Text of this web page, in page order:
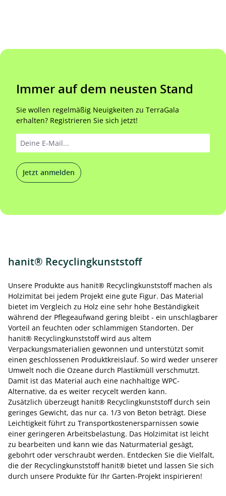
Immer auf dem neusten Stand
Sie wollen regelmäßig Neuigkeiten zu TerraGala
erhalten? Registrieren Sie sich jetzt!
Jetzt anmelden
hanit® Recyclingkunststoff
Unsere Produkte aus hanit® Recyclingkunststoff machen als
Holzimitat bei jedem Projekt eine gute Figur. Das Material
bietet im Vergleich zu Holz eine sehr hohe Beständigkeit
während der Pflegeaufwand gering bleibt - ein unschlagbarer
Vorteil an feuchten oder schlammigen Standorten. Der
hanit® Recyclingkunststoff wird aus altem
Verpackungsmaterialien gewonnen und unterstützt somit
einen geschlossenen Produktkreislauf. So wird weder unserer
Umwelt noch die Ozeane durch Plastikmüll verschmutzt.
Damit ist das Material auch eine nachhaltige WPC-
Alternative, da es weiter recycelt werden kann.
Zusätzlich überzeugt hanit® Recyclingkunststoff durch sein
geringes Gewicht, das nur ca. 1/3 von Beton beträgt. Diese
Leichtigkeit führt zu Transportkostenersparnissen sowie
einer geringeren Arbeitsbelastung. Das Holzimitat ist leicht
zu bearbeiten und kann wie das Naturmaterial gesägt,
gebohrt oder verschraubt werden. Entdecken Sie die Vielfalt,
die der Recyclingkunststoff hanit® bietet und lassen Sie sich
durch unsere Produkte für Ihr Garten-Projekt inspirieren!